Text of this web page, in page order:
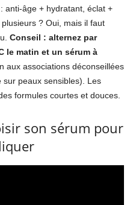
anti-âge + hydratant, éclat +
? Oui, mais il faut
Conseil : alternez par
le matin et un sérum à
aux associations déconseillées
peaux sensibles). Les
formules courtes et douces.
son sérum pour